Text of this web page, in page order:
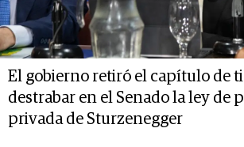
El gobierno retiró el capítulo de
destrabar en el Senado la ley de
privada de Sturzenegger